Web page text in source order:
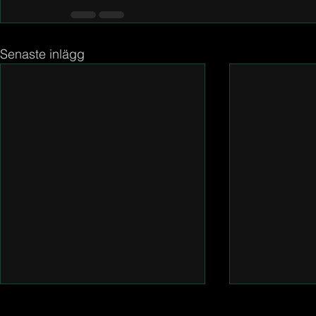
Senaste inlägg